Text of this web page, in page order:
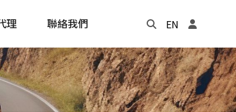
年度記事本
理 聯絡我們 EN